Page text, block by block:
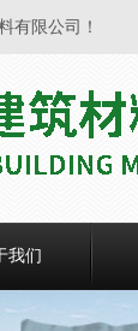
有限公司！
我们